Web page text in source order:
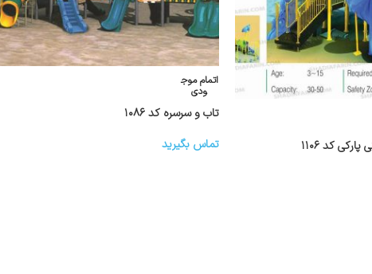
کد ۱۱۰۶
اتمام موج
ودی
تاب و سرسره کد ۱۰۸۶
تماس بگیرید